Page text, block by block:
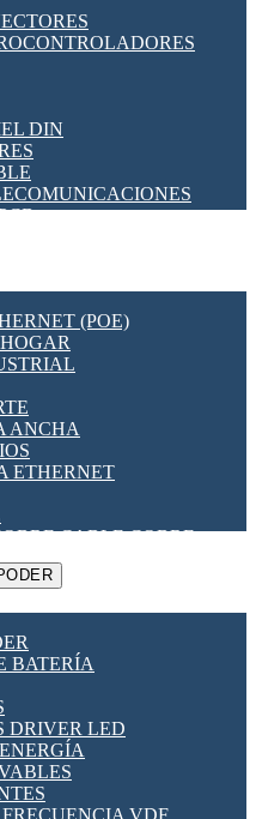
Y TC'S DE CORRIENTE
PROGRAMABLES
[VDF]
DIN
SSR
CABLE
(POE)
ANCHA
ETHERNET
CABLE COBRE
BATERÍA
DRIVER LED
VDF